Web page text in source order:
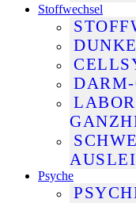
Stoffwechsel
Psyche